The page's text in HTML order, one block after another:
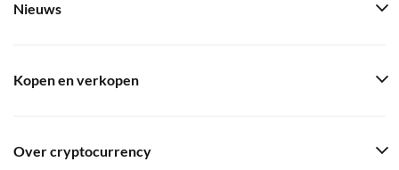
Nieuws
Kopen en verkopen
Over cryptocurrency